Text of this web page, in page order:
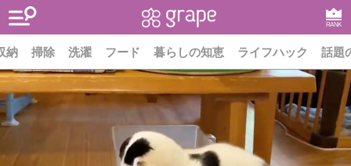
RANK
納 掃除 洗濯 フード 暮らしの知恵 ライフハック 話題